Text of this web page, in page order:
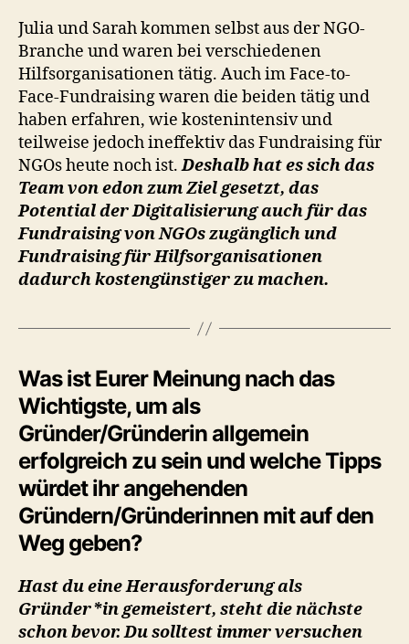
Julia und Sarah kommen selbst aus der NGO-
Branche und waren bei verschiedenen
Hilfsorganisationen tätig. Auch im Face-to-
Face-Fundraising waren die beiden tätig und
haben erfahren, wie kostenintensiv und
teilweise jedoch ineffektiv das Fundraising für
NGOs heute noch ist.Deshalb hat es sich das
Team von edon zum Ziel gesetzt, das
Potential der Digitalisierung auch für das
Fundraising von NGOs zugänglich und
Fundraising für Hilfsorganisationen
dadurch kostengünstiger zu machen.
Was ist Eurer Meinung nach das
Wichtigste, um als
Gründer/Gründerin allgemein
erfolgreich zu sein und welche Tipps
würdet ihr angehenden
Gründern/Gründerinnen mit auf den
Weg geben?
Hast du eine Herausforderung als
Gründer*in gemeistert, steht die nächste
schon bevor. Du solltest immer versuchen